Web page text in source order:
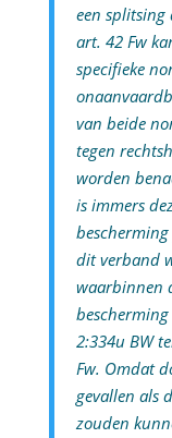
een splitsing
art. 42 Fw
specifieke
van beide
tegen
worden
is immers
dit verband
waarbinnen
2:334u BW
Fw. Omdat
gevallen als
zouden